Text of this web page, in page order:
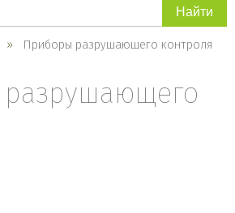
Приборы разрушающего контроля